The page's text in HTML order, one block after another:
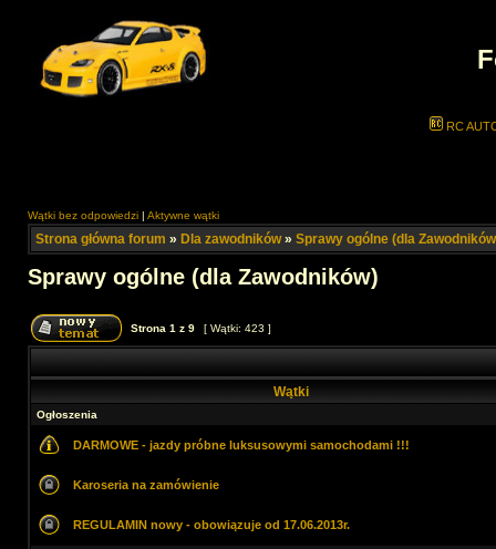
RC
Wątki bez odpowiedzi | Aktywne wątki
Strona główna forum » Dla zawodników» Sprawy ogólne (dla
Sprawy ogólne (dla Zawodników)
Strona 1 z 9 [ Wątki: 423 ]
Wątki
Ogłoszenia
DARMOWE - jazdy próbne luksusowymi samochodami !!!
Karoseria na zamówienie
REGULAMIN nowy - obowiązuje od 17.06.2013r.